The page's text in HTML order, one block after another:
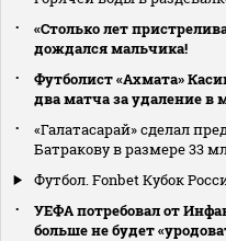
«Столько лет
дождался мальчика!
Футболист «Ахмата»
два матча за удаление в
«Галатасарай» сделал
Батракову в размере 33
Футбол. Fonbet Кубок
УЕФА потребовал от
больше не будет